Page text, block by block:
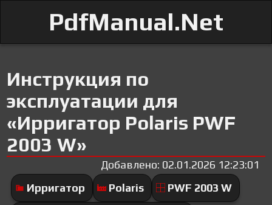
PdfManual.Net
Инструкция по
эксплуатации для
«Ирригатор Polaris PWF
2003 W»
Добавлено: 02.01.2026 12:23:01
Ирригатор
Polaris PWF 2003 W